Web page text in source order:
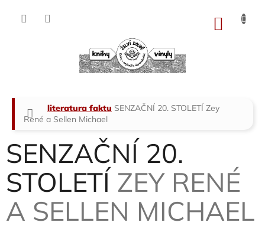
Domů
literatura faktu SENZAČNÍ 20. STOLETÍ Zey
René a Sellen Michael
SENZAČNÍ 20.
STOLETÍ ZEY RENÉ
A SELLEN MICHAEL